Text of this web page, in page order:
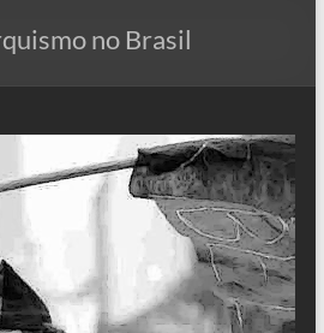
no Brasil